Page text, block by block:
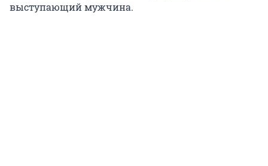
выступающий мужчина.